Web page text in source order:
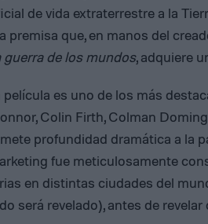
de vida extraterrestre a la
premisa que, en manos del
guerra de los mundos, adquiere
película es uno de los más
Colin Firth, Colman
profundidad dramática a la
fue meticulosamente
en distintas ciudades del
será revelado), antes de